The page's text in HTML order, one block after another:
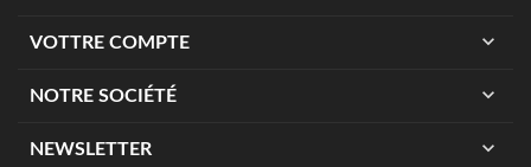
VOTTRE COMPTE expand_more
NOTRE SOCIÉTÉ expand_more
NEWSLETTER expand_more